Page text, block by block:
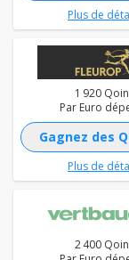
Plus de
1 920
Par Euro
Gagnez des
Plus de
2 400